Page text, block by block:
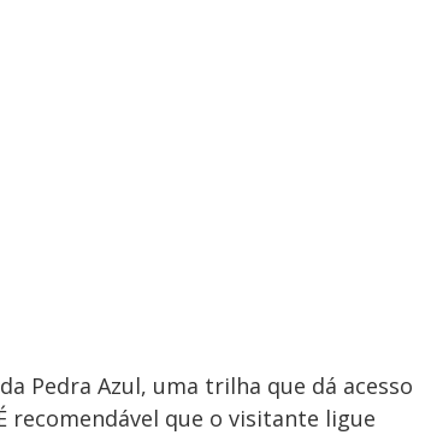
Pedra Azul, uma trilha que dá acesso
recomendável que o visitante ligue